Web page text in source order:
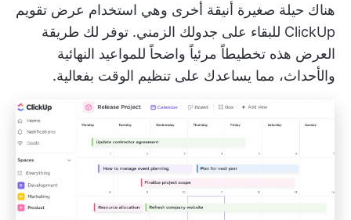
هناك حيلة صغيرة أنيقة أخرى وهي استخدام عرض تقويم
ClickUp للبقاء على جدولك الزمني. توفر لك طريقة
العرض هذه تخطيطاً مرئياً واضحاً للمواعيد النهائية
والأحداث، مما يساعدك على تنظيم الوقت بفعالية.